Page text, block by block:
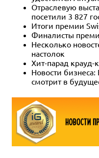
Отраслевую
посетили 3 827
Итоги премии
Финалисты
Несколько
настолок
Хит-парад крауд-
Новости бизнеса:
смотрит в